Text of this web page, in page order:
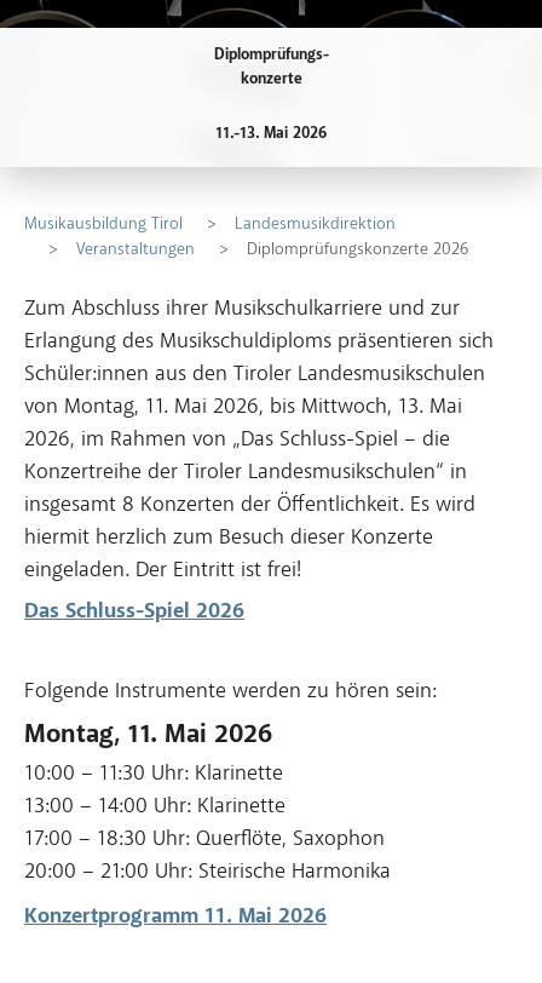
Diplomprüfungs-
konzerte
11.-13. Mai 2026
Musikausbildung Tirol
Landesmusikdirektion
Veranstaltungen
Diplomprüfungskonzerte 2026
Zum Abschluss ihrer Musikschulkarriere und zur
Erlangung des Musikschuldiploms präsentieren sich
Schüler:innen aus den Tiroler Landesmusikschulen
von Montag, 11. Mai 2026, bis Mittwoch, 13. Mai
2026, im Rahmen von „Das Schluss-Spiel – die
Konzertreihe der Tiroler Landesmusikschulen“ in
insgesamt 8 Konzerten der Öffentlichkeit. Es wird
hiermit herzlich zum Besuch dieser Konzerte
eingeladen. Der Eintritt ist frei!
Das Schluss-Spiel 2026
Folgende Instrumente werden zu hören sein:
Montag, 11. Mai 2026
10:00 – 11:30 Uhr: Klarinette
13:00 – 14:00 Uhr: Klarinette
17:00 – 18:30 Uhr: Querflöte, Saxophon
20:00 – 21:00 Uhr: Steirische Harmonika
Konzertprogramm 11. Mai 2026